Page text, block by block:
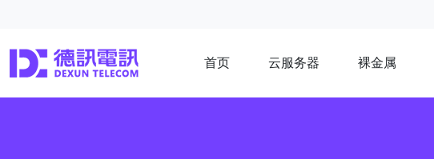
首页 云服务器 裸金属